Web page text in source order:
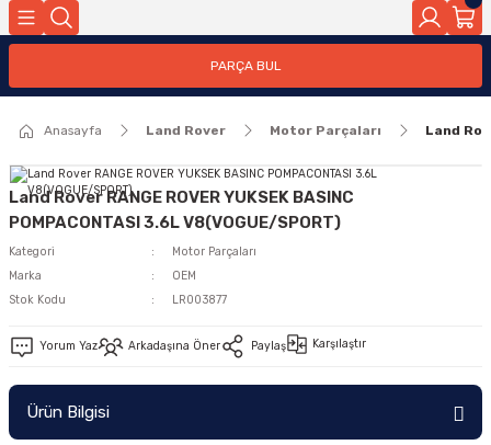
PARÇA BUL
Anasayfa Land Rover Motor Parçaları Land
Land Rover RANGE ROVER YUKSEK BASINC
POMPACONTASI 3.6L V8(VOGUE/SPORT)
Kategori
Motor Parçaları
Marka
OEM
Stok Kodu
LR003877
Yorum Yaz Arkadaşına Öner Paylaş Karşılaştır
Ürün Bilgisi